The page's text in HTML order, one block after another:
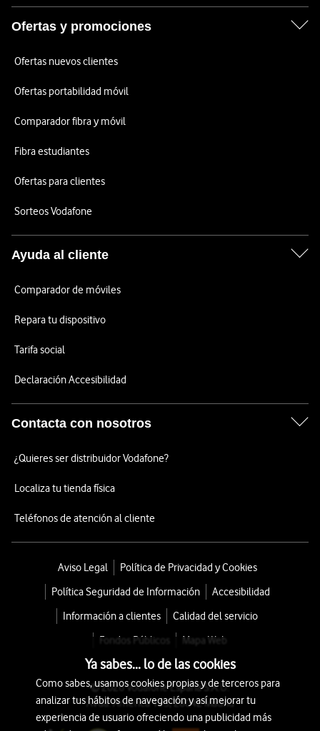
Ofertas y promociones
Ofertas nuevos clientes
Ofertas portabilidad móvil
Comparador fibra y móvil
Fibra estudiantes
Ofertas para clientes
Sorteos Vodafone
Ayuda al cliente
Comparador de móviles
Repara tu dispositivo
Tarifa social
Declaración Accesibilidad
Contacta con nosotros
¿Quieres ser distribuidor Vodafone?
Localiza tu tienda física
Teléfonos de atención al cliente
Aviso Legal
Política de Privacidad y Cookies
Política Seguridad de Información
Accesibilidad
Información a clientes
Calidad del servicio
Fondos Públicos
Mapa Web
© 2026 Vodafone España S.A.U.
Avda. América 115, 28042 Madrid
Ya sabes... lo de las cookies
Como sabes, usamos cookies propias y de terceros para
analizar tus hábitos de navegación y así mejorar tu
experiencia de usuario ofreciendo una publicidad más